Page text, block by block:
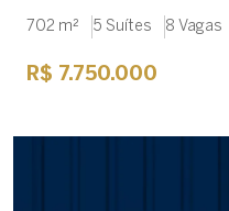
702 m² 5 Suítes 8 Vagas
R$ 7.750.000